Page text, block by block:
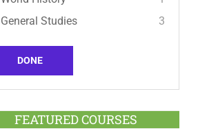
General Studies
3
DONE
FEATURED COURSES